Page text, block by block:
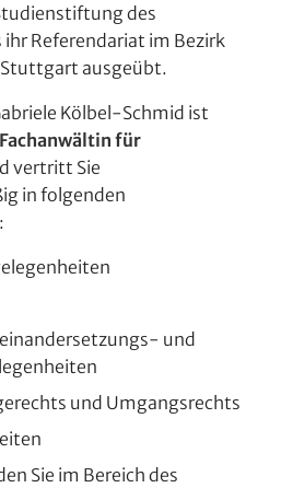
des
Referendariat im Bezirk
ausgeübt.
Kölbel-Schmid ist
Fachanwältin für
vertritt Sie
in folgenden
und
und Umgangsrechts
Sie im Bereich des